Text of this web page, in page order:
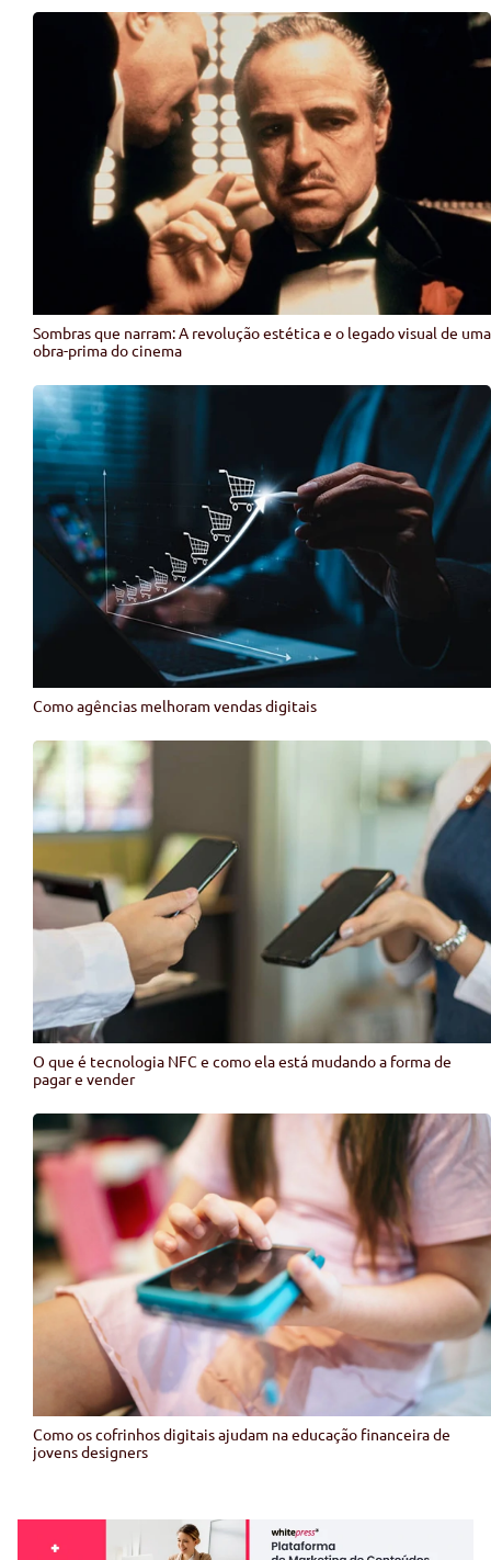
Sombras que narram: A revolução estética e o legado visual de uma
obra-prima do cinema
Como agências melhoram vendas digitais
O que é tecnologia NFC e como ela está mudando a forma de
pagar e vender
Como os cofrinhos digitais ajudam na educação financeira de
jovens designers